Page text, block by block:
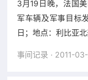
3月19日晚，法国
军车辆及军事目标
日；地点：利比亚
事间记录 · 2011-